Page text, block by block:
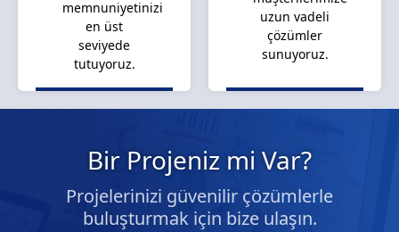
memnuniyetinizi
en üst
seviyede
tutuyoruz.
uzun vadeli
çözümler
sunuyoruz.
Bir Projeniz mi Var?
Projelerinizi güvenilir çözümlerle
buluşturmak için bize ulaşın.